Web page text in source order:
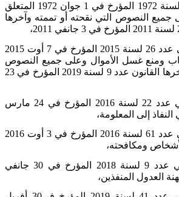
1972 المتعلق
جميع النصوص التي نقحته أو تممته وآخرها
وعلى القانون الأساسي عدد 26 لسنة 2015 المؤرخ في 7 أوت 2015
ومنع غسل الأموال وعلى جميع النصوص
القانون عدد 9 لسنة
2019
المؤرخ في 23
وعلى القانون الأساسي عدد 22 لسنة 2016 المؤرخ في 24 مارس
وعلى القانون الأساسي عدد 61 لسنة 2016 المؤرخ في 3 أوت 2016
ومكافحته،
وعلى القانون الأساسي عدد 9 لسنة 2018 المؤرخ في 30 جانفي